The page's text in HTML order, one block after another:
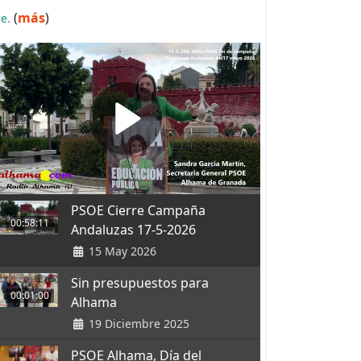
(más)
00:58:11
PSOE Cierre Campaña
Andaluzas 17-5-2026
15 May 2026
00:01:00
Sin presupuestos para
Alhama
19 Diciembre 2025
PSOE Alhama, Día del